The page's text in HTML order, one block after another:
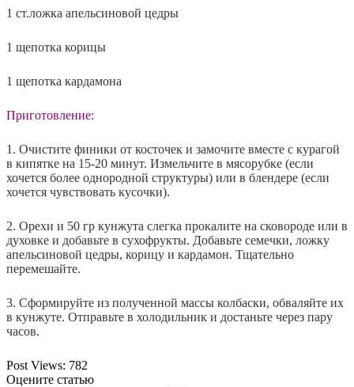
1 ст.ложка апельсиновой цедры
1 щепотка корицы
1 щепотка кардамона
Приготовление:
1. Очистите финики от косточек и замочите вместе с курагой
в кипятке на 15-20 минут. Измельчите в мясорубке (если
хочется более однородной структуры) или в блендере (если
хочется чувствовать кусочки).
2. Орехи и 50 гр кунжута слегка прокалите на сковороде или в
духовке и добавьте в сухофрукты. Добавьте семечки, ложку
апельсиновой цедры, корицу и кардамон. Тщательно
перемешайте.
3. Сформируйте из полученной массы колбаски, обваляйте их
в кунжуте. Отправьте в холодильник и достаньте через пару
часов.
Post Views: 782
Оцените статью